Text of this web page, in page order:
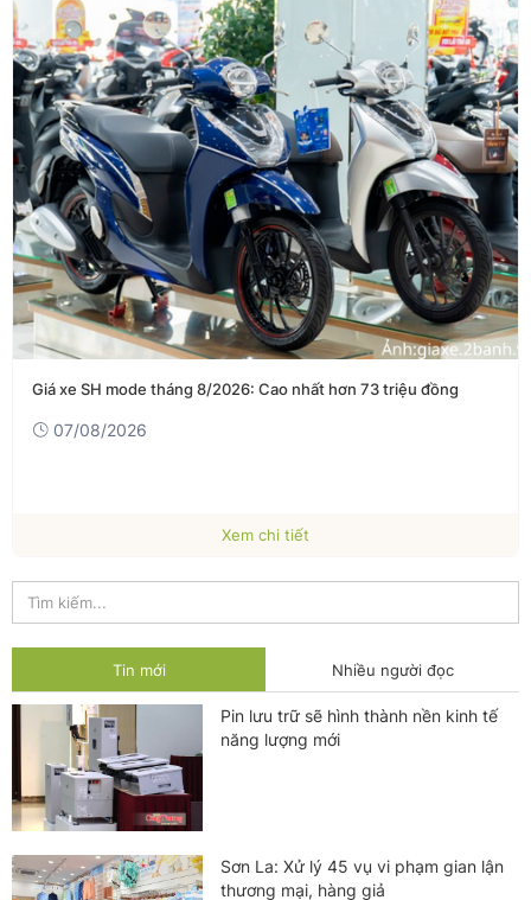
Giá xe SH mode tháng 8/2026: Cao nhất hơn 73 triệu đồng
07/08/2026
Xem chi tiết
Tin mới Nhiều người đọc
Pin lưu trữ sẽ hình thành nền kinh tế
năng lượng mới
Sơn La: Xử lý 45 vụ vi phạm gian lận
thương mại, hàng giả